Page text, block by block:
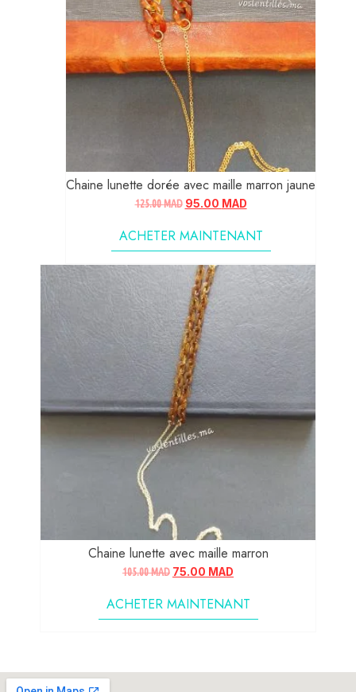
Chaine lunette dorée avec maille marron jaune
125.00MAD 95.00 MAD
ACHETER MAINTENANT
Chaine lunette avec maille marron
105.00MAD 75.00 MAD
ACHETER MAINTENANT